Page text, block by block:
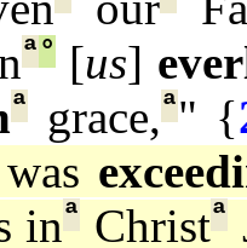
ª°[us]
ª grace,ª" {
was
inª Christª